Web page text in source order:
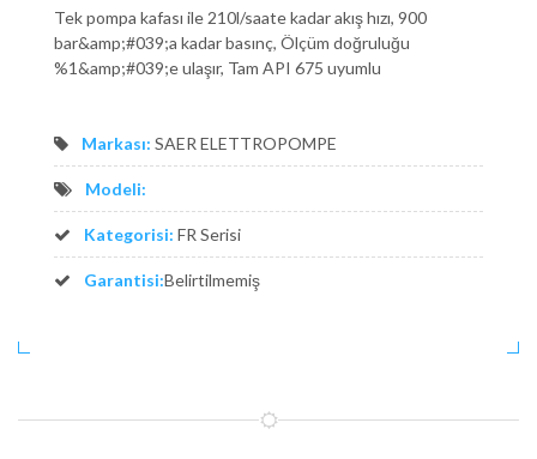
Tek pompa kafası ile 210l/saate kadar akış hızı, 900
bar&amp;#039;a kadar basınç, Ölçüm doğruluğu
%1&amp;#039;e ulaşır, Tam API 675 uyumlu
Markası: SAER ELETTROPOMPE
Modeli:
Kategorisi: FR Serisi
Garantisi:Belirtilmemiş